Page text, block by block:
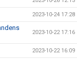
2023-10-24 17:28
2023-10-22 17:16
2023-10-22 16:09